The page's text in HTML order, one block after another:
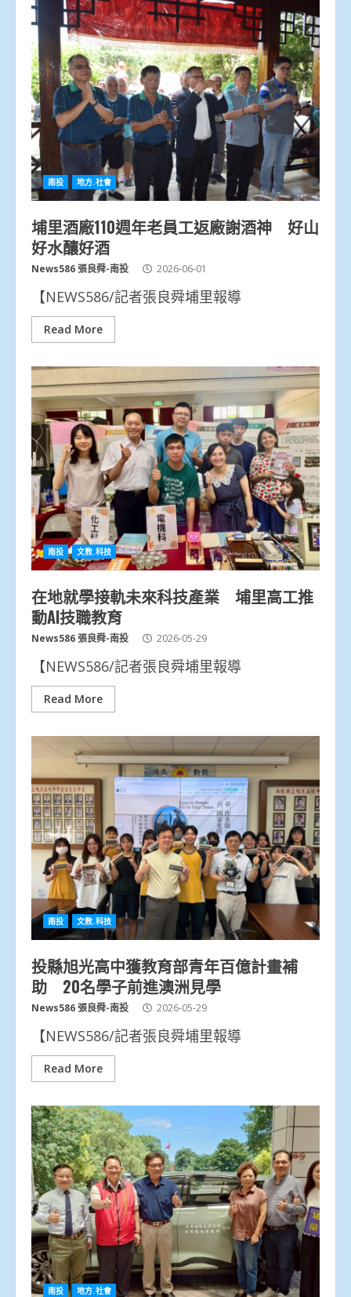
南投 地方.社會
埔里酒廠110週年老員工返廠謝酒神 好山
好水釀好酒
News586 張良舜-南投 2026-06-01
【NEWS586/記者張良舜埔里報導
Read More
南投 文教.科技
在地就學接軌未來科技產業 埔里高工推
動AI技職教育
News586 張良舜-南投 2026-05-29
【NEWS586/記者張良舜埔里報導
Read More
南投 文教.科技
投縣旭光高中獲教育部青年百億計畫補
助 20名學子前進澳洲見學
News586 張良舜-南投 2026-05-29
【NEWS586/記者張良舜埔里報導
Read More
南投 地方.社會